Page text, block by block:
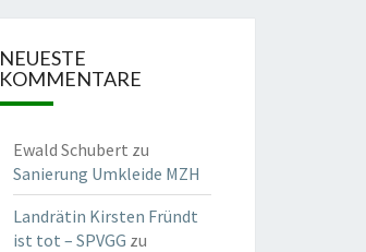
NEUESTE
KOMMENTARE
Ewald Schubert zu
Sanierung Umkleide MZH
Landrätin Kirsten Fründt
ist tot – SPVGG zu